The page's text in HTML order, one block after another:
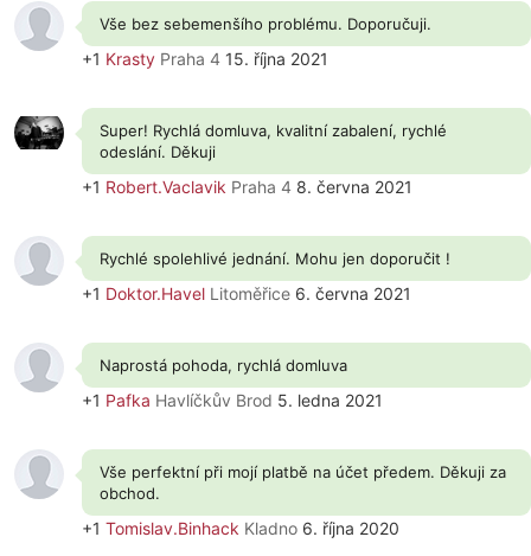
Vše bez sebemenšího problému. Doporučuji.
+1 Krasty Praha 4 15. října 2021
Super! Rychlá domluva, kvalitní zabalení, rychlé
odeslání. Děkuji
+1 Robert.Vaclavik Praha 4 8. června 2021
Rychlé spolehlivé jednání. Mohu jen doporučit !
+1 Doktor.Havel Litoměřice 6. června 2021
Naprostá pohoda, rychlá domluva
+1 Pafka Havlíčkův Brod 5. ledna 2021
Vše perfektní při mojí platbě na účet předem. Děkuji za
obchod.
+1 Tomislav.Binhack Kladno 6. října 2020